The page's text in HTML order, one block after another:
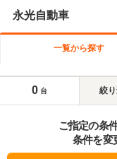
永光自動車
一覧から探す
0 台 絞
ご指定の条
条件を変